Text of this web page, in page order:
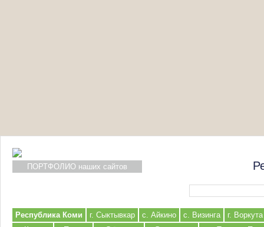
ПОРТФОЛИО наших сайтов
Республика Коми г. Сыктывкар с. Айкино с. Визинга
г. Воркута